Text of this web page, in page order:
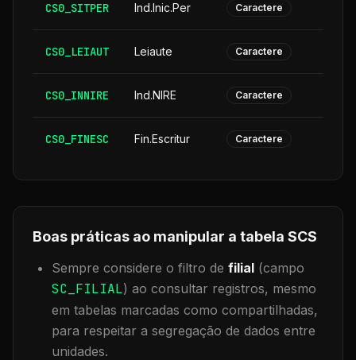
CS0_SITPER Ind.Inic.Per Caractere
CS0_LEIAUT Leiaute Caractere
CS0_INNIRE Ind.NIRE Caractere
CS0_FINESC Fin.Escritur Caractere
Boas práticas ao manipular a tabela SCS
Sempre considere o filtro de filial (campo
SC_FILIAL) ao consultar registros, mesmo
em tabelas marcadas como compartilhadas,
para respeitar a segregação de dados entre
unidades.